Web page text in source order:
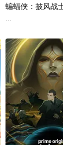
蝙蝠侠：披风战